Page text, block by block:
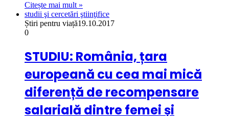
Citește mai mult »
studii şi cercetări ştiinţifice
Știri pentru viață19.10.2017
0
STUDIU: România, țara
europeană cu cea mai mică
diferență de recompensare
salarială dintre femei și